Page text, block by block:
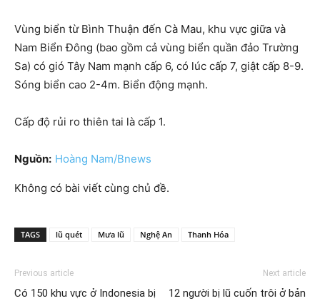
Vùng biển từ Bình Thuận đến Cà Mau, khu vực giữa và
Nam Biển Đông (bao gồm cả vùng biển quần đảo Trường
Sa) có gió Tây Nam mạnh cấp 6, có lúc cấp 7, giật cấp 8-9.
Sóng biển cao 2-4m. Biển động mạnh.
Cấp độ rủi ro thiên tai là cấp 1.
Nguồn: Hoàng Nam/Bnews
Không có bài viết cùng chủ đề.
TAGS lũ quét Mưa lũ Nghệ An Thanh Hóa
Previous article
Có 150 khu vực ở Indonesia bị
Next article
12 người bị lũ cuốn trôi ở bản